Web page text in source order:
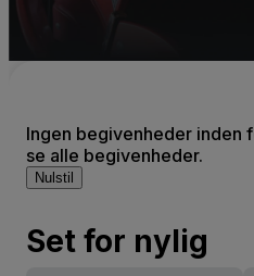
Ingen begivenheder inden
se alle begivenheder.
Nulstil
Set for nylig